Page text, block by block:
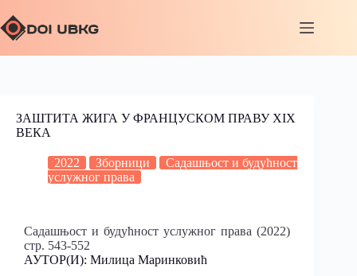
ЗАШТИТА ЖИГА У ФРАНЦУСКОМ ПРАВУ XIX
ВЕКА
2022 Зборници
Садашњост и будућност
услужног права
Садашњост и будућност услужног права (2022)
стр. 543-552
АУТОР(И): Милица Маринковић